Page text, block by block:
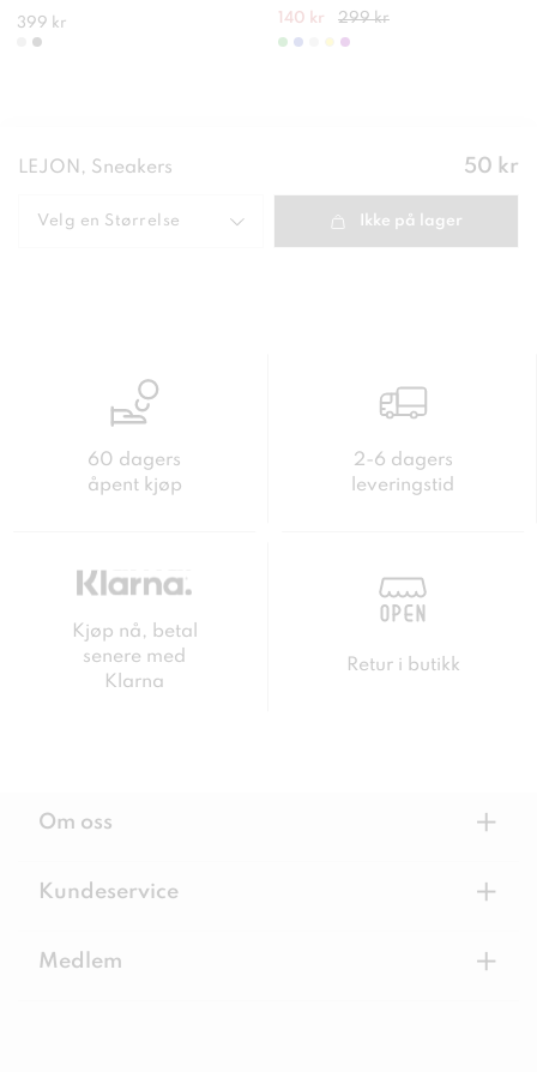
399 kr 140 kr 299 kr
LEJON, Sneakers Pris:
50 kr
Velg en Størrelse Ikke på lager
60 dagers
åpent kjøp
2-6 dagers
leveringstid
Kjøp nå, betal
senere med
Klarna
Retur i butikk
Om oss +
Kundeservice +
Medlem +